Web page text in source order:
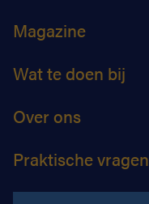
Magazine
Wat te doen bij
Over ons
Praktische vragen